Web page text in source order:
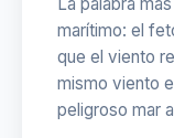
marítimo: el
que el viento
mismo viento
peligroso mar